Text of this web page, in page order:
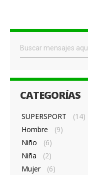
CATEGORÍAS
SUPERSPORT
(14)
Hombre
(9)
Niño
(6)
Niña
(2)
Mujer
(6)